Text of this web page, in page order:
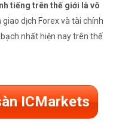
tiếng trên thế giới là vô
dịch Forex và tài chính
nhất hiện nay trên thế
ICMarkets